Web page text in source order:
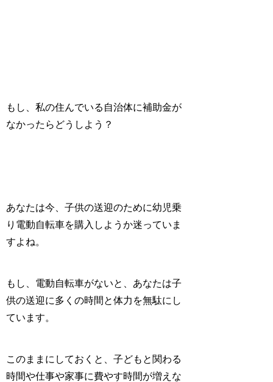
もし、私の住んでいる自治体に補助金が
なかったらどうしよう？
あなたは今、子供の送迎のために幼児乗
り電動自転車を購入しようか迷っていま
すよね。
もし、電動自転車がないと、あなたは子
供の送迎に多くの時間と体力を無駄にし
ています。
このままにしておくと、子どもと関わる
時間や仕事や家事に費やす時間が増えな